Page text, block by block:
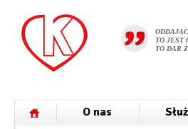
TO JEST
TO DAR
O nas